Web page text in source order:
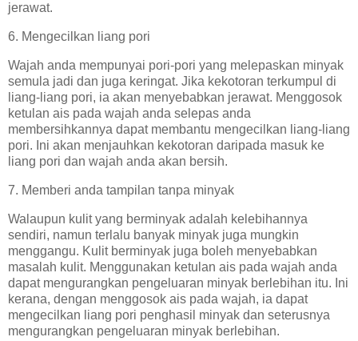
jerawat.
6. Mengecilkan liang pori
Wajah anda mempunyai pori-pori yang melepaskan minyak
semula jadi dan juga keringat. Jika kekotoran terkumpul di
liang-liang pori, ia akan menyebabkan jerawat. Menggosok
ketulan ais pada wajah anda selepas anda
membersihkannya dapat membantu mengecilkan liang-liang
pori. Ini akan menjauhkan kekotoran daripada masuk ke
liang pori dan wajah anda akan bersih.
7. Memberi anda tampilan tanpa minyak
Walaupun kulit yang berminyak adalah kelebihannya
sendiri, namun terlalu banyak minyak juga mungkin
menggangu. Kulit berminyak juga boleh menyebabkan
masalah kulit. Menggunakan ketulan ais pada wajah anda
dapat mengurangkan pengeluaran minyak berlebihan itu. Ini
kerana, dengan menggosok ais pada wajah, ia dapat
mengecilkan liang pori penghasil minyak dan seterusnya
mengurangkan pengeluaran minyak berlebihan.